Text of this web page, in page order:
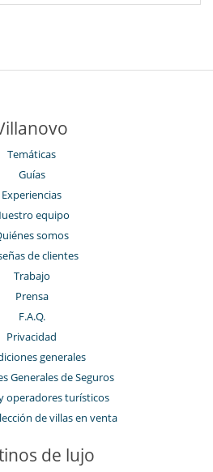
Temáticas
Guías
Experiencias
equipo
somos
de clientes
Trabajo
Prensa
F.A.Q.
Privacidad
generales
Generales de Seguros
operadores turísticos
de villas en venta
de lujo